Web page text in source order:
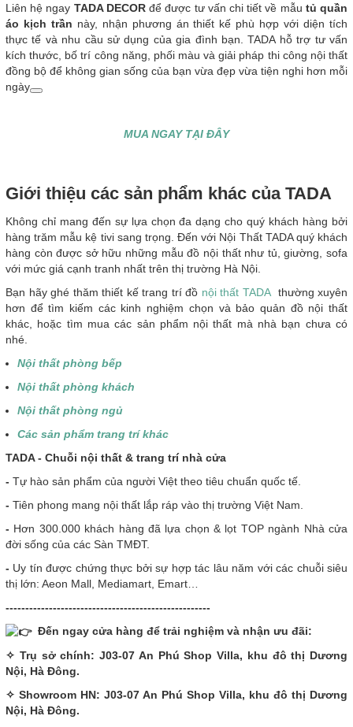
Liên hệ ngay TADA DECORđể được tư vấn chi tiết về mẫu tủ quần
áo kịch trần này, nhận phương án thiết kế phù hợp với diện tích
thực tế và nhu cầu sử dụng của gia đình bạn. TADA hỗ trợ tư vấn
kích thước, bố trí công năng, phối màu và giải pháp thi công nội thất
đồng bộ để không gian sống của bạn vừa đẹp vừa tiện nghi hơn mỗi
ngày
MUA NGAY TẠI ĐÂY
Giới thiệu các sản phẩm khác của TADA
Không chỉ mang đến sự lựa chọn đa dạng cho quý khách hàng bởi
hàng trăm mẫu kệ tivi sang trọng. Đến với Nội Thất TADA quý khách
hàng còn được sở hữu những mẫu đồ nội thất như tủ, giường, sofa
với mức giá cạnh tranh nhất trên thị trường Hà Nội.
Bạn hãy ghé thăm thiết kế trang trí đồ nội thất TADA thường xuyên
hơn để tìm kiếm các kinh nghiệm chọn và bảo quản đồ nội thất
khác, hoặc tìm mua các sản phẩm nội thất mà nhà bạn chưa có
nhé.
Nội thất phòng bếp
Nội thất phòng khách
Nội thất phòng ngủ
Các sản phẩm trang trí khác
TADA - Chuỗi nội thất & trang trí nhà cửa
- Tự hào sản phẩm của người Việt theo tiêu chuẩn quốc tế.
- Tiên phong mang nội thất lắp ráp vào thị trường Việt Nam.
- Hơn 300.000 khách hàng đã lựa chọn & lọt TOP ngành Nhà cửa
đời sống của các Sàn TMĐT.
- Uy tín được chứng thực bởi sự hợp tác lâu năm với các chuỗi siêu
thị lớn: Aeon Mall, Mediamart, Emart…
----------------------------------------------------
Đến ngay cửa hàng để trải nghiệm và nhận ưu đãi:
✧ Trụ sở chính: J03-07 An Phú Shop Villa, khu đô thị Dương
Nội, Hà Đông.
✧ Showroom HN: J03-07 An Phú Shop Villa, khu đô thị Dương
Nội, Hà Đông.